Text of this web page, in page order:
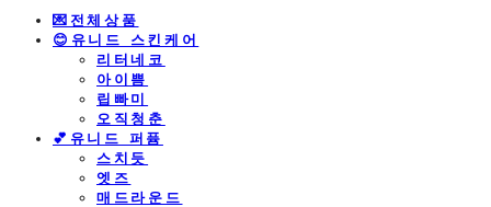
💌전체상품
😊유니드 스킨케어
리터네코
아이쁨
립빠미
오직청춘
💕유니드 퍼퓸
스치듯
엣즈
매드라운드